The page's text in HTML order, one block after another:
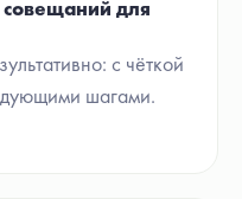
для
с чёткой
шагами.